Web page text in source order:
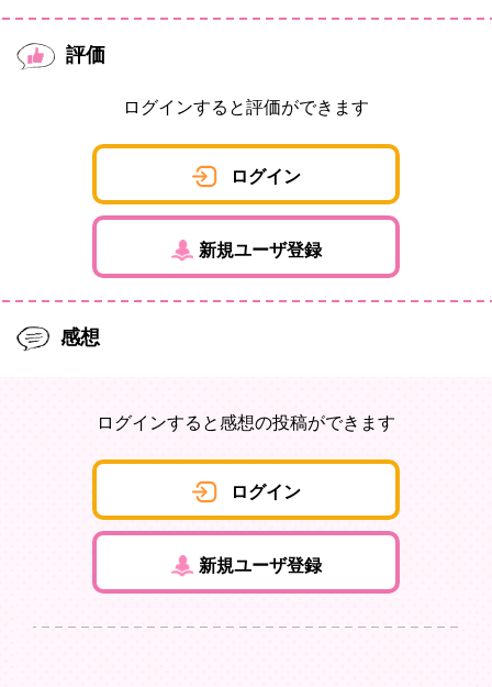
評価
ログインすると評価ができます
ログイン
新規ユーザ登録
感想
ログインすると感想の投稿ができます
ログイン
新規ユーザ登録